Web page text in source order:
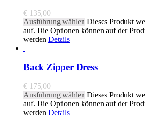
€ 135,00
Ausführung wählen Dieses Produkt
auf. Die Optionen können auf der
werden Details
Back Zipper Dress
€ 175,00
Ausführung wählen Dieses Produkt
auf. Die Optionen können auf der
werden Details